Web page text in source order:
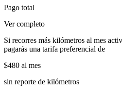
Pago total
Ver completo
Si recorres más kilómetros al mes
pagarás una tarifa preferencial de
$480 al mes
sin reporte de kilómetros